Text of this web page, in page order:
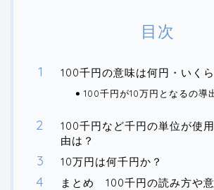
目次
100千円の意味は何円・いく
100千円が10万円となるの導
100千円など千円の単位が使
由は？
10万円は何千円か？
まとめ 100千円の読み方や